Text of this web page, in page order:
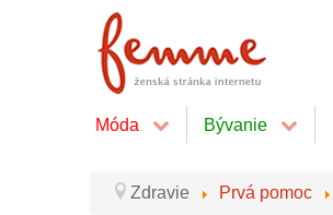
Móda Bývanie
Zdravie Prvá pomoc